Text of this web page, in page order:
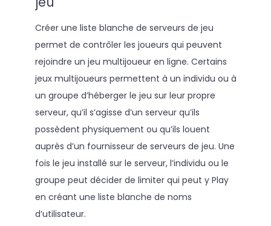
Créer une liste blanche de serveurs de jeu
permet de contrôler les joueurs qui peuvent
rejoindre un jeu multijoueur en ligne. Certains
jeux multijoueurs permettent à un individu ou à
un groupe d’héberger le jeu sur leur propre
serveur, qu’il s’agisse d’un serveur qu’ils
possèdent physiquement ou qu’ils louent
auprès d’un fournisseur de serveurs de jeu. Une
fois le jeu installé sur le serveur, l’individu ou le
groupe peut décider de limiter qui peut y Play
en créant une liste blanche de noms
d’utilisateur.